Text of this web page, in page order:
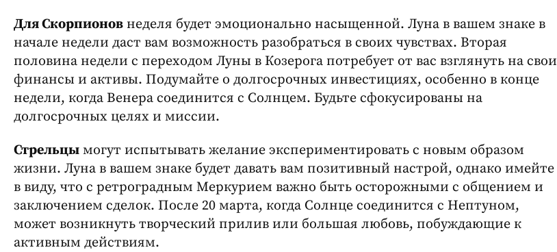
Для Скорпионов неделя будет эмоционально насыщенной. Луна в вашем знаке в
начале недели даст вам возможность разобраться в своих чувствах. Вторая
половина недели с переходом Луны в Козерога потребует от вас взглянуть на свои
финансы и активы. Подумайте о долгосрочных инвестициях, особенно в конце
недели, когда Венера соединится с Солнцем. Будьте сфокусированы на
долгосрочных целях и миссии.
Стрельцы могут испытывать желание экспериментировать с новым образом
жизни. Луна в вашем знаке будет давать вам позитивный настрой, однако имейте
в виду, что с ретроградным Меркурием важно быть осторожными с общением и
заключением сделок. После 20 марта, когда Солнце соединится с Нептуном,
может возникнуть творческий прилив или большая любовь, побуждающие к
активным действиям.